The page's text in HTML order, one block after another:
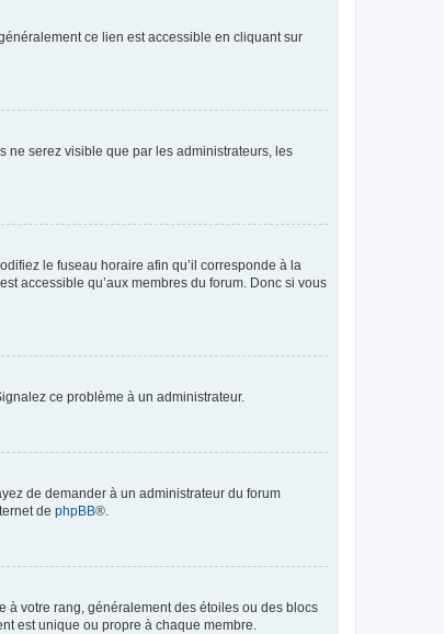
ce lien est accessible en cliquant sur
ne serez visible que par les administrateurs, les
le fuseau horaire afin qu’il corresponde à la
accessible qu’aux membres du forum. Donc si vous
ce problème à un administrateur.
de demander à un administrateur du forum
de phpBB®.
à votre rang, généralement des étoiles ou des blocs
est unique ou propre à chaque membre.